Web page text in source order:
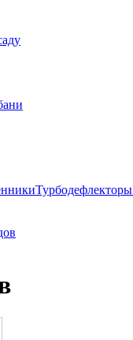
Турбодефлекторы